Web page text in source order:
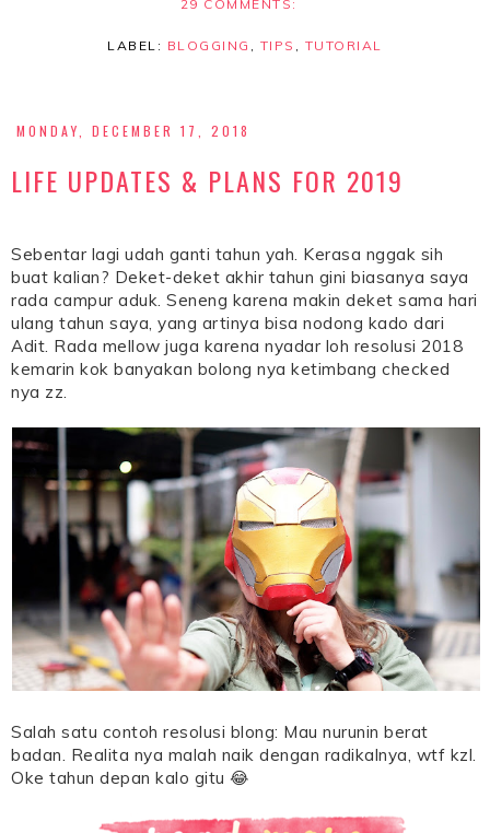
29 COMMENTS:
LABEL: BLOGGING TIPS TUTORIAL
MONDAY, DECEMBER 17, 2018
LIFE UPDATES & PLANS FOR 2019
Sebentar lagi udah ganti tahun yah. Kerasa nggak sih
buat kalian? Deket-deket akhir tahun gini biasanya saya
rada campur aduk. Seneng karena makin deket sama hari
ulang tahun saya, yang artinya bisa nodong kado dari
Adit. Rada mellow juga karena nyadar loh resolusi 2018
kemarin kok banyakan bolong nya ketimbang checked
nya zz.
Salah satu contoh resolusi blong: Mau nurunin berat
badan. Realita nya malah naik dengan radikalnya, wtf kzl.
Oke tahun depan kalo gitu 😂